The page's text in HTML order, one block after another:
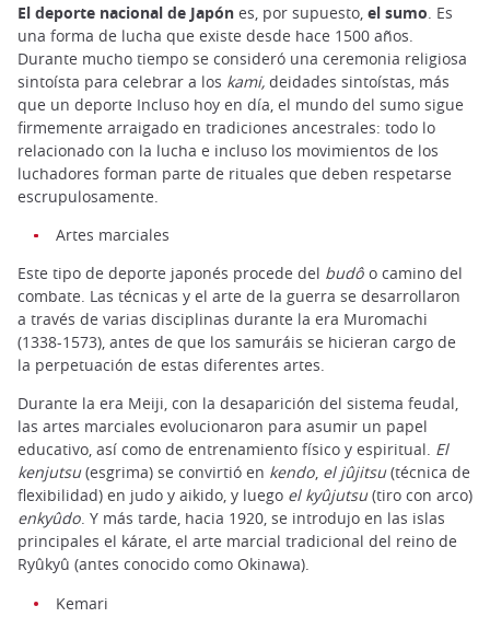
El deporte nacional de Japón es, por supuesto, el sumo. Es
una forma de lucha que existe desde hace 1500 años.
Durante mucho tiempo se consideró una ceremonia religiosa
sintoísta para celebrar a los kami, deidades sintoístas, más
que un deporte Incluso hoy en día, el mundo del sumo sigue
firmemente arraigado en tradiciones ancestrales: todo lo
relacionado con la lucha e incluso los movimientos de los
luchadores forman parte de rituales que deben respetarse
escrupulosamente.
Artes marciales
Este tipo de deporte japonés procede del budô o camino del
combate. Las técnicas y el arte de la guerra se desarrollaron
a través de varias disciplinas durante la era Muromachi
(1338-1573), antes de que los samuráis se hicieran cargo de
la perpetuación de estas diferentes artes.
Durante la era Meiji, con la desaparición del sistema feudal,
las artes marciales evolucionaron para asumir un papel
educativo, así como de entrenamiento físico y espiritual. El
kenjutsu(esgrima) se convirtió en kendo, el jûjitsu(técnica de
flexibilidad) en judo y aikido, y luego el kyûjutsu(tiro con arco)
enkyûdo. Y más tarde, hacia 1920, se introdujo en las islas
principales el kárate, el arte marcial tradicional del reino de
Ryûkyû (antes conocido como Okinawa).
Kemari